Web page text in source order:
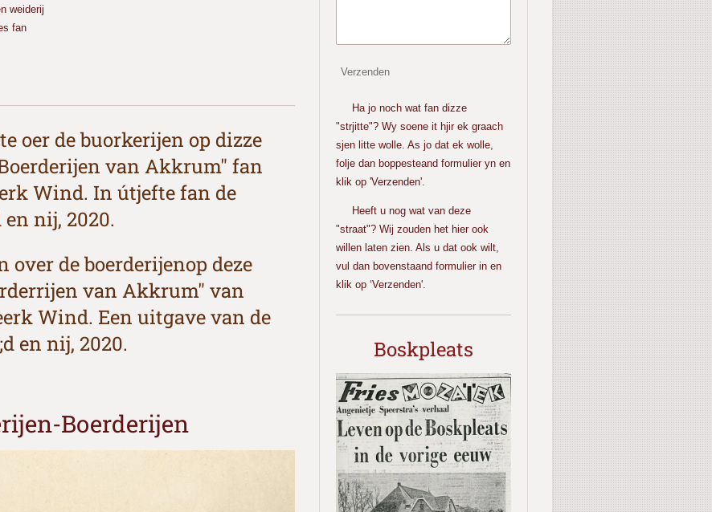
weiderij
fan
oer de buorkerijen op dizze
van Akkrum" fan
Wind. In útjefte fan de
nij, 2020.
de boerderijenop deze
van Akkrum" van
Wind. Een uitgave van de
en nij, 2020.
Boerderijen
Verzenden
Ha jo noch wat fan dizze
"strjitte"? Wy soene it hjir ek graach
sjen litte wolle. As jo dat ek wolle,
folje dan boppesteand formulier yn en
klik op 'Verzenden'.
Heeft u nog wat van deze
"straat"? Wij zouden het hier ook
willen laten zien. Als u dat ook wilt,
vul dan bovenstaand formulier in en
klik op ‘Verzenden'.
Boskpleats